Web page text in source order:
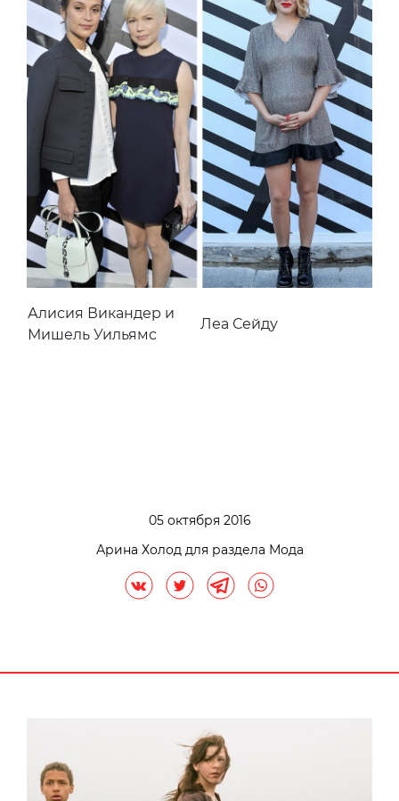
Алисия Викандер и
Мишель Уильямс
Леа Сейду
05 октября 2016
Арина Холод для раздела Мода